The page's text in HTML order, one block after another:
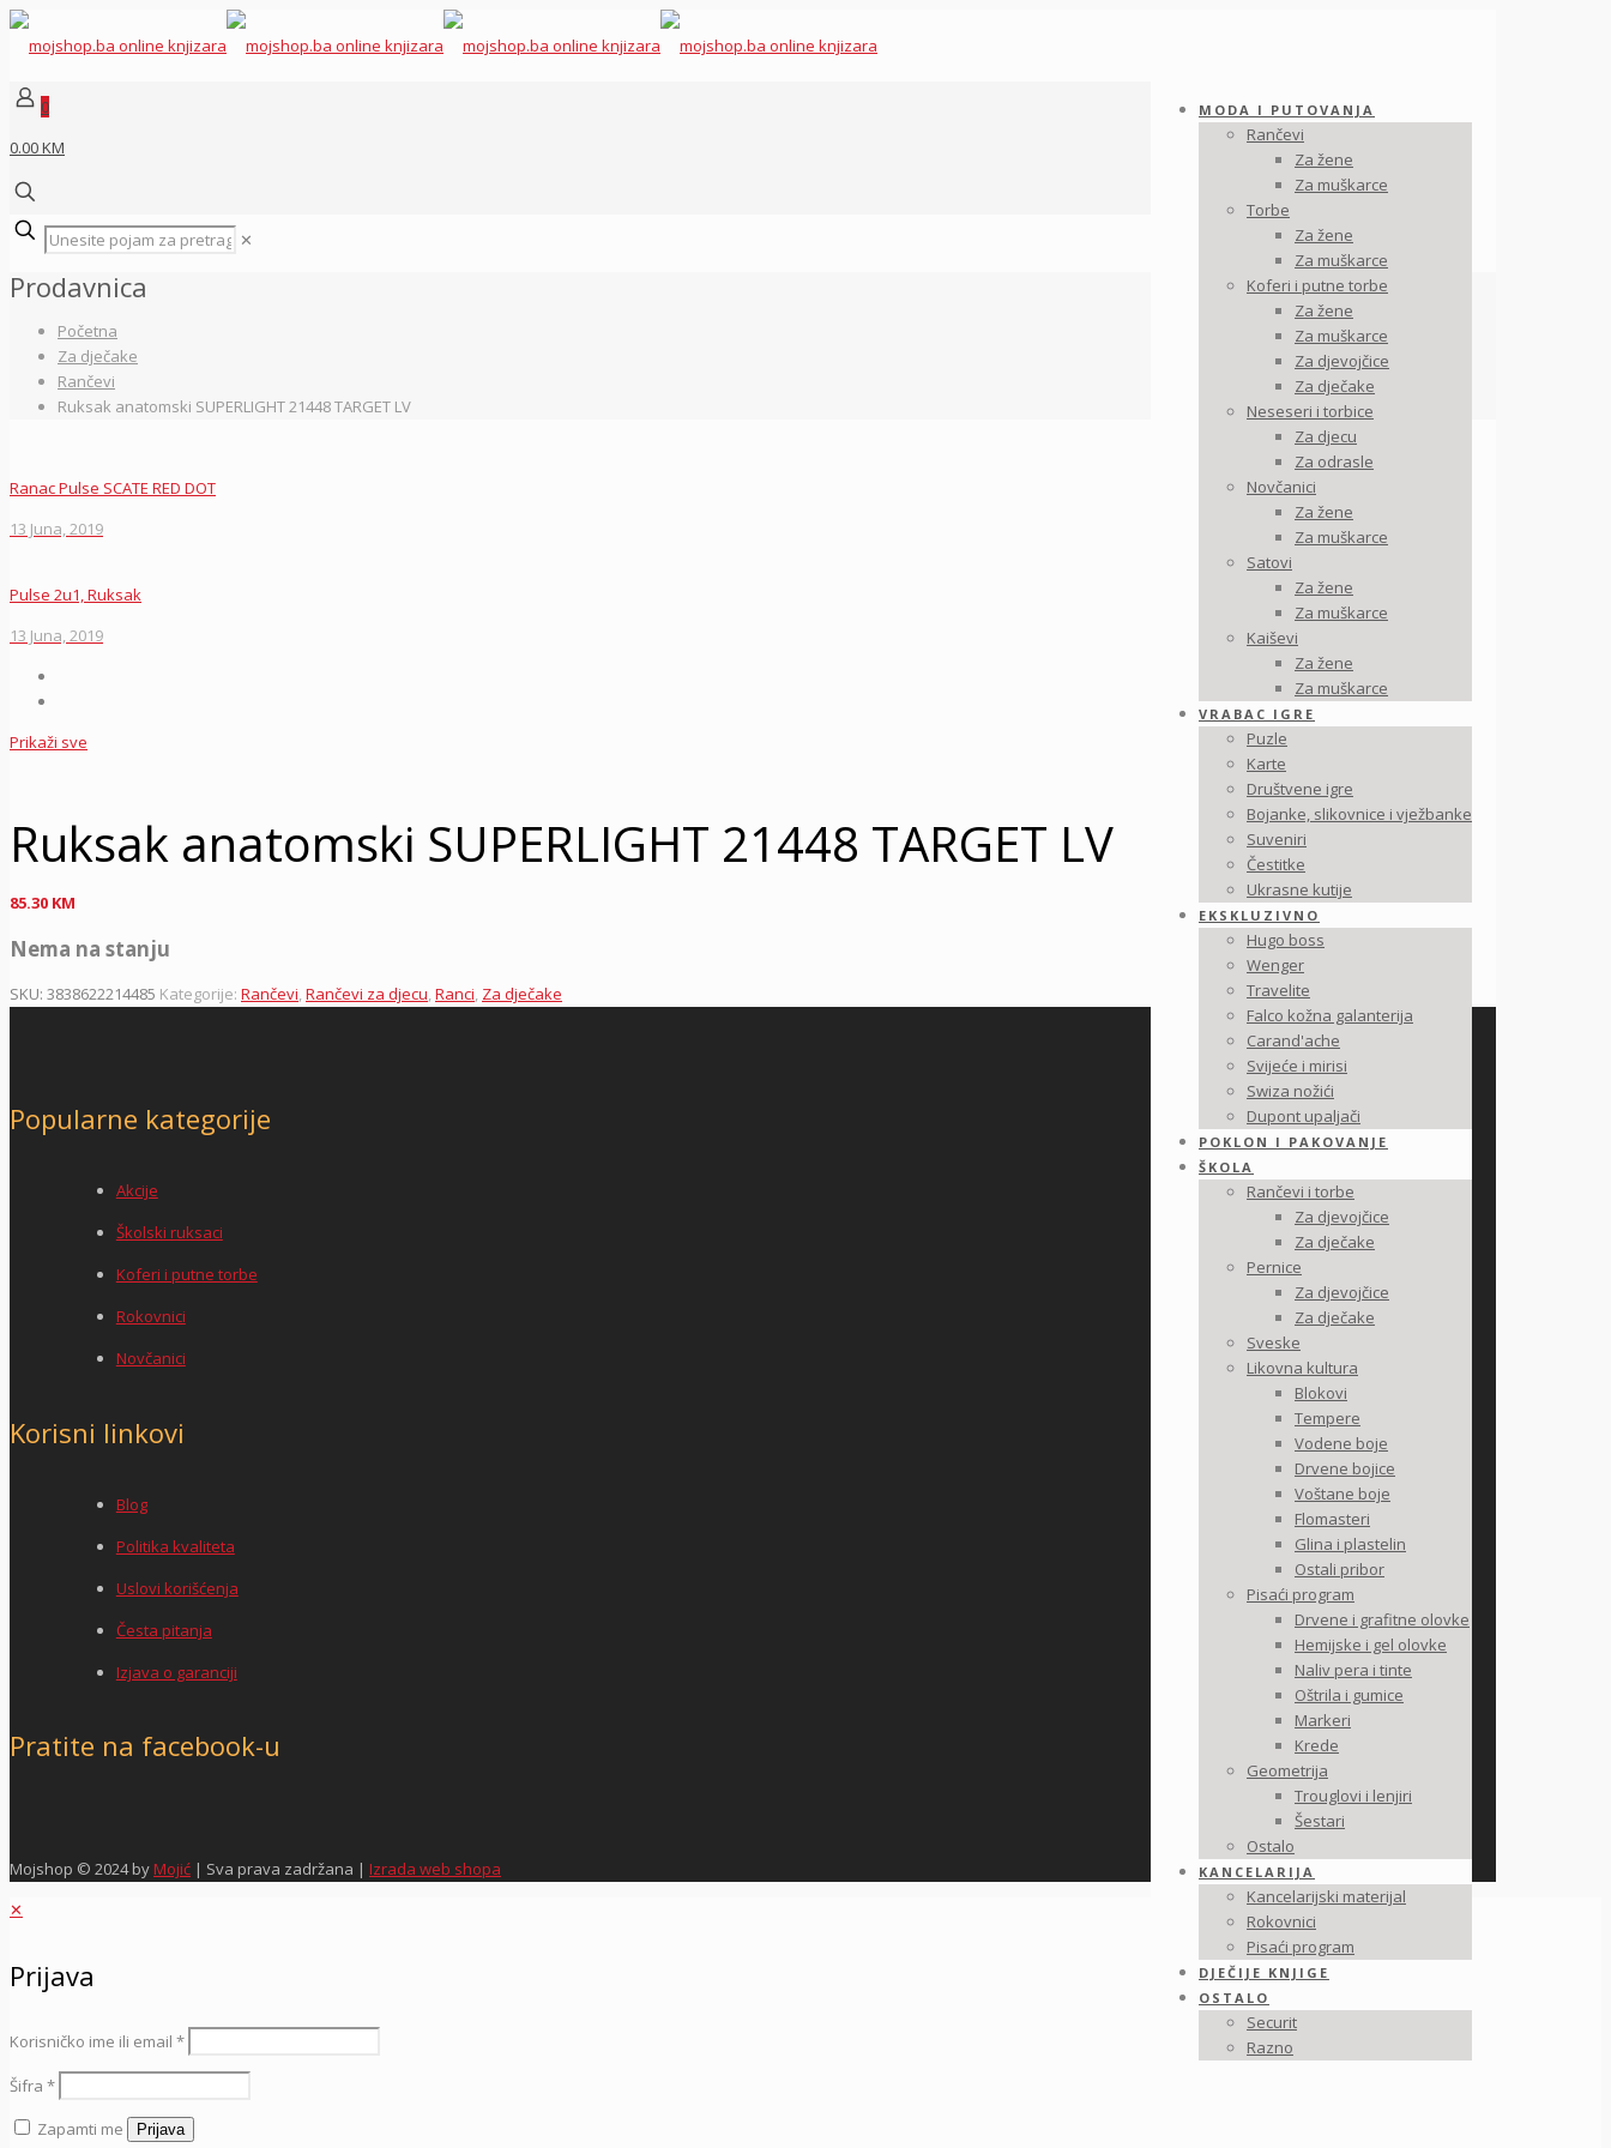
MODA I PUTOVANJA
Rančevi
Za žene
Za muškarce
Torbe
Za žene
Za muškarce
Koferi i putne torbe
Za žene
Za muškarce
Za djevojčice
Za dječake
Neseseri i torbice
Za djecu
Za odrasle
Novčanici
Za žene
Za muškarce
Satovi
Za žene
Za muškarce
Kaiševi
Za žene
Za muškarce
VRABAC IGRE
Puzle
Karte
Društvene igre
Bojanke, slikovnice i vježbanke
Suveniri
Čestitke
Ukrasne kutije
EKSKLUZIVNO
Hugo boss
Wenger
Travelite
Falco kožna galanterija
Carand'ache
Svijeće i mirisi
Swiza nožići
Dupont upaljači
POKLON I PAKOVANJE
ŠKOLA
Rančevi i torbe
Za djevojčice
Za dječake
Pernice
Za djevojčice
Za dječake
Sveske
Likovna kultura
Blokovi
Tempere
Vodene boje
Drvene bojice
Voštane boje
Flomasteri
Glina i plastelin
Ostali pribor
Pisaći program
Drvene i grafitne olovke
Hemijske i gel olovke
Naliv pera i tinte
Oštrila i gumice
Markeri
Krede
Geometrija
Trouglovi i lenjiri
Šestari
Ostalo
KANCELARIJA
Kancelarijski materijal
Rokovnici
Pisaći program
DJEČIJE KNJIGE
OSTALO
Securit
Razno
0
0.00 KM
✕
Prodavnica
Početna
Za dječake
Rančevi
Ruksak anatomski SUPERLIGHT 21448 TARGET LV
Ranac Pulse SCATE RED DOT
13 Juna, 2019
Pulse 2u1, Ruksak
13 Juna, 2019
Prikaži sve
Ruksak anatomski SUPERLIGHT 21448 TARGET LV
85.30 KM
Nema na stanju
SKU: 3838622214485 Kategorije: Rančevi,Rančevi za djecu,Ranci, Za dječake
Popularne kategorije
Akcije
Školski ruksaci
Koferi i putne torbe
Rokovnici
Novčanici
Korisni linkovi
Blog
Politika kvaliteta
Uslovi korišćenja
Česta pitanja
Izjava o garanciji
Pratite na facebook-u
Mojshop © 2024 byMojić | Sva prava zadržana | Izrada web shopa
✕
Prijava
Korisničko ime ili email *
Šifra *
Zapamti me
Prijava